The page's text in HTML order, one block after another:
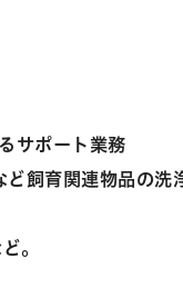
ポート業務
関連物品の洗浄
。